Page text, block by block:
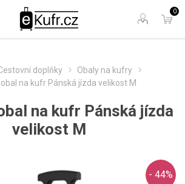
0
doplňky
Obaly na kufry
na kufr Pánská jízda velikost M
na kufr Pánská jízda
velikost M
- 44%